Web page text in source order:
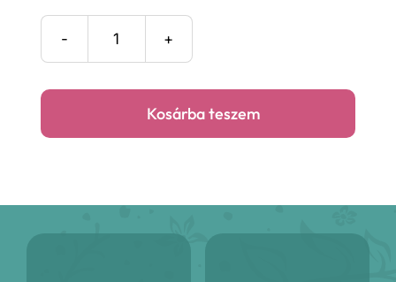
Bébi
hálózsák
Kosárba teszem